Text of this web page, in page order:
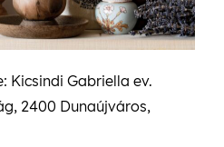
Kicsindi Gabriella ev.
2400 Dunaújváros,